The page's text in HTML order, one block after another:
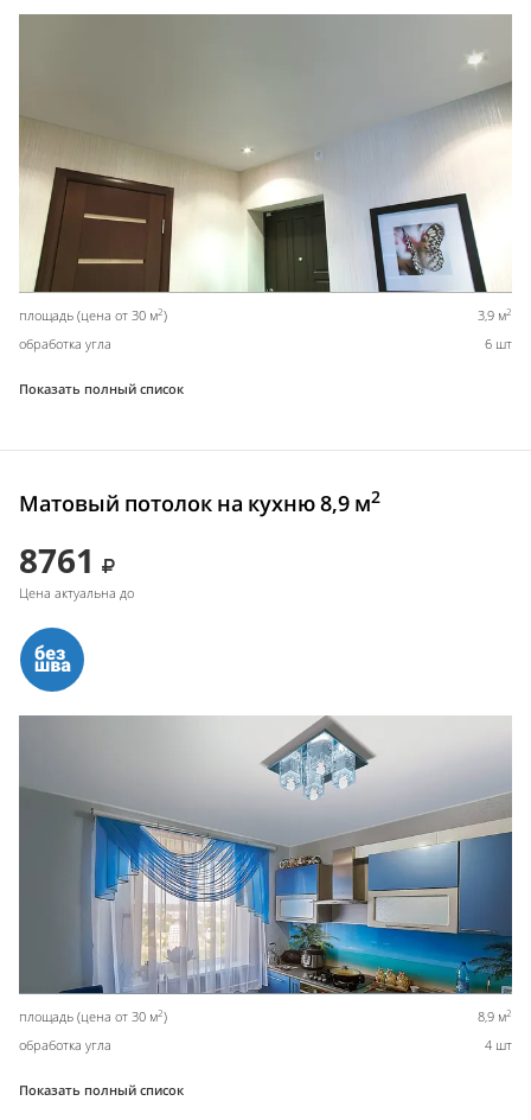
площадь (цена от 30 м2) 3,9 м2
обработка угла 6 шт
Показать полный список
Матовый потолок на кухню 8,9 м2
8761
Цена актуальна до
площадь (цена от 30 м2) 8,9 м2
обработка угла 4 шт
Показать полный список